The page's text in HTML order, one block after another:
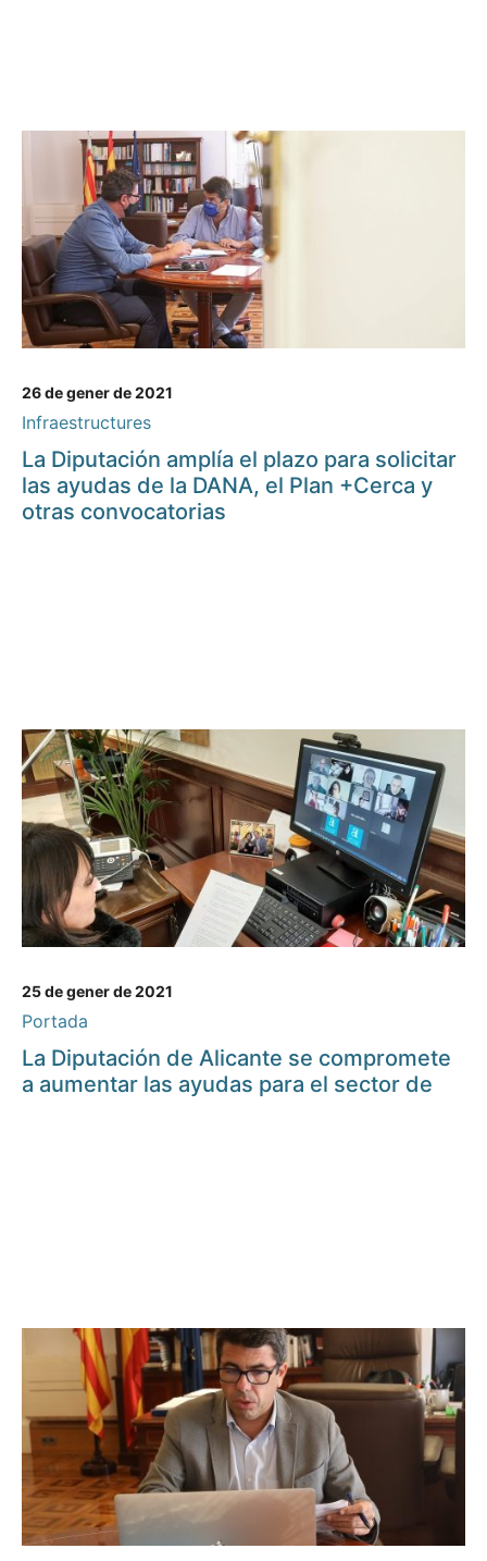
26 de gener de 2021
Infraestructures
La Diputación amplía el plazo para solicitar
las ayudas de la DANA, el Plan +Cerca y
otras convocatorias
25 de gener de 2021
Portada
La Diputación de Alicante se compromete
a aumentar las ayudas para el sector de